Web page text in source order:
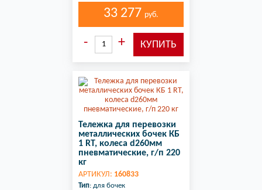
33 277 руб.
Тележка для перевозки
металлических бочек КБ
1 RT, колеса d260мм
пневматические, г/п 220
кг
АРТИКУЛ: 160833
Тип: для бочек